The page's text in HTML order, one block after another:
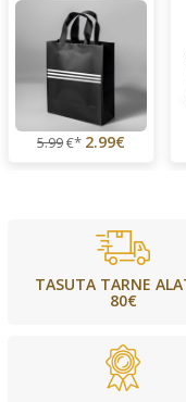
5.99€* 2.99€
TASUTA TARNE
80€